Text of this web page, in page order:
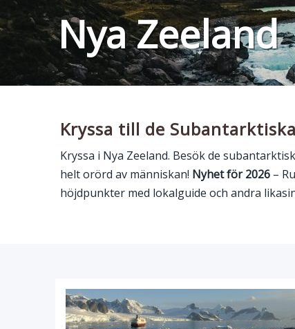
Nya Zeeland
Kryssa till de
Kryssa i Nya Zeeland. Besök de
helt orörd av människan! Nyhet för 2026 –
höjdpunkter med lokalguide och andra